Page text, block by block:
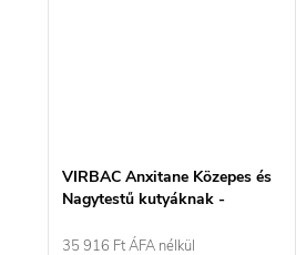
VIRBAC Anxitane Közepes és
Nagytestű kutyáknak -
tabletta
35 916 Ft ÁFA nélkül